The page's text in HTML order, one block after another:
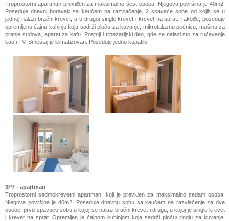
Troprostorni apartman previđen za maksimalno šest osoba. Njegova površina je 40m2.
Poseduje dnevni boravak sa kaučem na razvlačenje, 2 spavaće sobe od kojih se u
jednoj nalazi bračni krevet, a u drugoj single krevet i krevet na sprat. Takođe, poseduje
opremljenu čajnu kuhinju koja sadrži ploču za kuvanje, mikrotalasnu pećnicu, mašinu za
pranje sudova, aparat za kafu. Postoji i trpezarijski deo, gde se nalazi sto za ručavanje
kao i TV. Smeštaj je klimatizovan. Poseduje jedno kupatilo.
3P7 - apartman
Troprostorni sedmokrevetni apartman, koji je previđen za maksimalno sedam osoba.
Njegova površina je 40m2. Poseduje dnevnu sobu sa kaučem na razvlačenje za dve
osobe, prvu spavaću sobu u kojoj se nalazi bračni krevet i drugu, u kojoj je single krevet
i krevet na sprat. Opremljen je čajnom kuhinjom koja sadrži ploču/ ringlu za kuvanje,